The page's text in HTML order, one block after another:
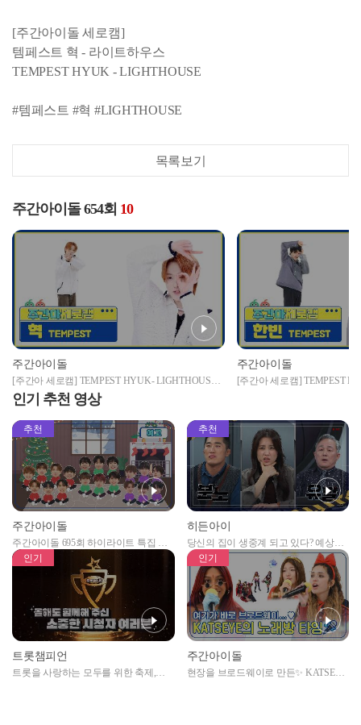
[주간아이돌 세로캠]
템페스트 혁 - 라이트하우스
TEMPEST HYUK - LIGHTHOUSE
#템페스트 #혁 #LIGHTHOUSE
목록보기
주간아이돌 654회 10
주간아이돌
[주간아 세로캠] TEMPEST HYUK- LIGHTHOUSE
(템페스트 혁 - 라이트하우스) l EP.654
주간아이돌
[주간아 세로캠] TEMPEST
인기 추천 영상
추천
주간아이돌
주간아이돌 695회 하이라이트 특집 남
자아이돌편 예고
추천
히든아이
당신의 집이 생중계 되고 있다? 예상치
못한 곳에서 일어나는 불법촬영 범죄!
인기
트롯챔피언
트롯을 사랑하는 모두를 위한 축제,
인기
주간아이돌
현장을 브로드웨이로 만든✨ KATSEYE